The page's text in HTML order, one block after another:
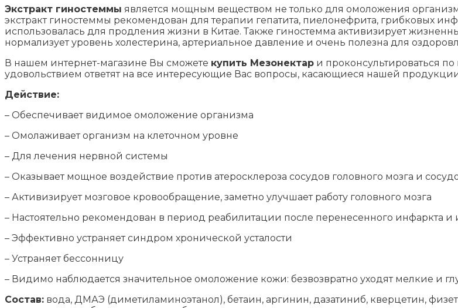
Экстракт гиностеммы является мощным веществом не только для омоложения
экстракт гиностеммы рекомендован для терапии гепатита, пиелонефрита, грибковых
использовалась для продления жизни в Китае. Также гиностемма активизирует
нормализует уровень холестерина, артериальное давление и очень полезна для
В нашем интернет-магазине Вы сможете купить Мезонектар и проконсультироваться
удовольствием ответят на все интересующие Вас вопросы, касающиеся нашей
Действие:
– Обеспечивает видимое омоложение организма
– Омолаживает организм на клеточном уровне
– Для лечения нервной системы
– Оказывает мощное воздействие против атеросклероза сосудов головного мозга и
– Активизирует мозговое кровообращение, заметно улучшает работу головного мозга
– Настоятельно рекомендован в период реабилитации после перенесенного инфаркта и
– Эффективно устраняет синдром хронической усталости
– Устраняет бессонницу
– Видимо наблюдается значительное омоложение кожи: безвозвратно уходят мелкие и
Состав: вода, ДМАЭ (диметиламиноэтанол), бетаин, аргинин, дазатиниб, кверцетин,